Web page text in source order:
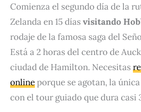
Comienza el segundo día de la
Zelanda en 15 días visitando
rodaje de la famosa saga del
Está a 2 horas del centro de
ciudad de Hamilton. Necesitas
onlineporque se agotan, la
con el tour guiado que dura casi